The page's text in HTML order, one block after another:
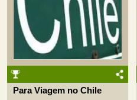
Para Viagem no Chile